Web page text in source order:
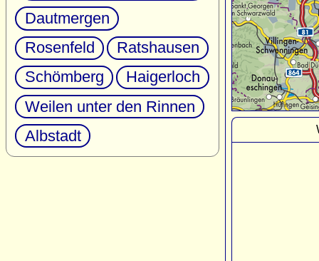
Dautmergen
Rosenfeld
Ratshausen
Schömberg
Haigerloch
Weilen unter den Rinnen
Albstadt